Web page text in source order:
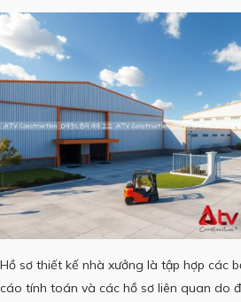
Hồ sơ thiết kế nhà xưởng là tập hợp các
cáo tính toán và các hồ sơ liên quan do